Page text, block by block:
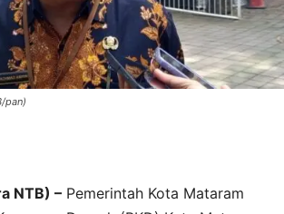
pan)
NTB) – Pemerintah Kota Mataram